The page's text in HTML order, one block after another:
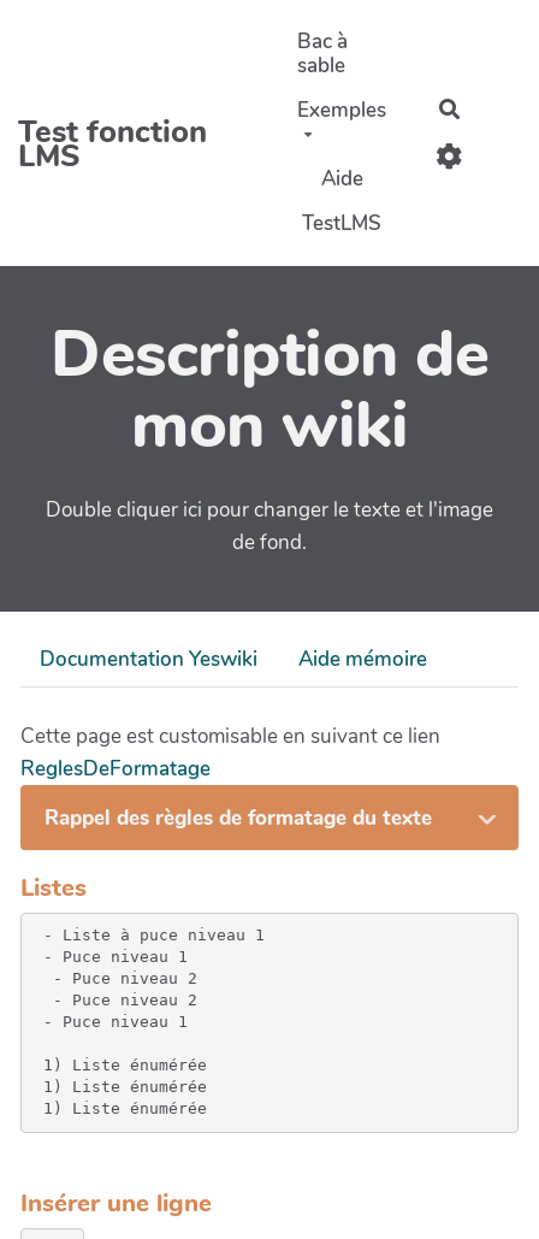
Test fonction
LMS
Bac à
sable
Exemples
Aide
TestLMS
Description de
mon wiki
Double cliquer ici pour changer le texte et l'image
de fond.
Documentation Yeswiki Aide mémoire
Cette page est customisable en suivant ce lien
ReglesDeFormatage
Rappel des règles de formatage du texte
Listes
- Liste à puce niveau 1
- Puce niveau 1
  - Puce niveau 2
  - Puce niveau 2
- Puce niveau 1
1) Liste énumérée
1) Liste énumérée
1) Liste énumérée
Insérer une ligne